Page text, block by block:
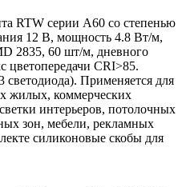
RTW серии A60 со степенью
12 В, мощность 4.8 Вт/м,
2835, 60 шт/м, дневного
цветопередачи CRI>85.
Применяется для
жилых, коммерческих
интерьеров, потолочных
зон, мебели, рекламных
силиконовые скобы для